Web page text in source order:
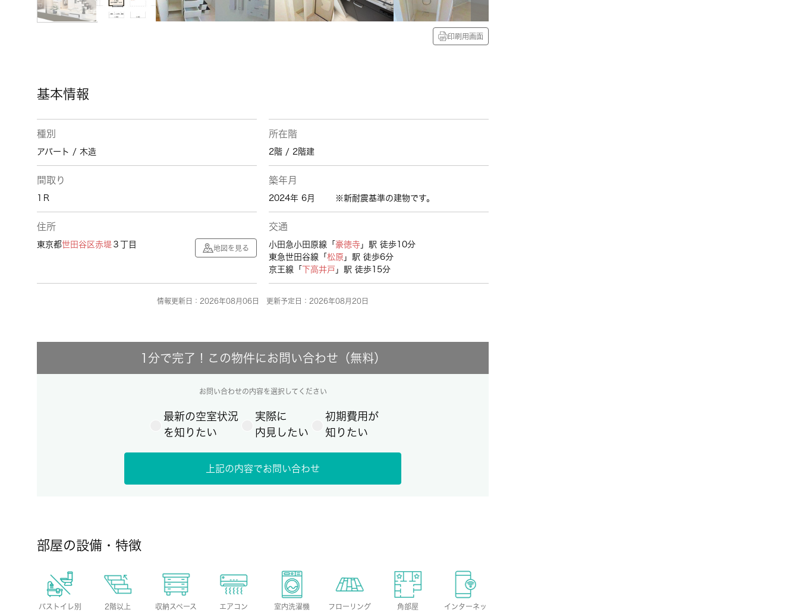
印刷用画面
基本情報
種別
アパート / 木造
所在階
2階 / 2階建
間取り
1Ｒ
築年月
2024年 6月 ※新耐震基準の建物です。
住所
東京都世田谷区 赤堤 ３丁目 地図を見る
交通
小田急小田原線「 豪徳寺 」駅 徒歩10分
東急世田谷線「 松原 」駅 徒歩6分
京王線「
下高井戸 」駅 徒歩15分
情報更新日：2026年08月06日 更新予定日：2026年08月20日
1分で完了！この物件にお問い合わせ（無料）
お問い合わせの内容を選択してください
最新の空室状況
を知りたい
実際に
内見したい
初期費用が
知りたい
上記の内容でお問い合わせ
部屋の設備・特徴
バストイレ別 2階以上 収納スペース エアコン
室内洗濯機
フローリング 角部屋
インターネッ